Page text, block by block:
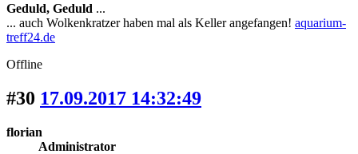
Geduld, Geduld ...
... auch Wolkenkratzer haben mal als Keller angefangen! aquarium-
treff24.de
Offline
#30 17.09.2017 14:32:49
florian
Administrator